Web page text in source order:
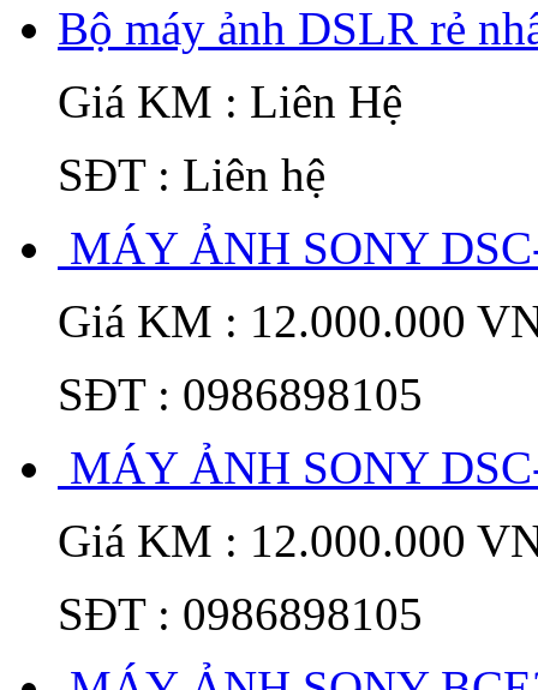
Bộ máy ảnh DSLR rẻ
Giá KM : Liên Hệ
SĐT : Liên hệ
MÁY ẢNH SONY
Giá KM : 12.000.000
SĐT : 0986898105
MÁY ẢNH SONY
Giá KM : 12.000.000
SĐT : 0986898105